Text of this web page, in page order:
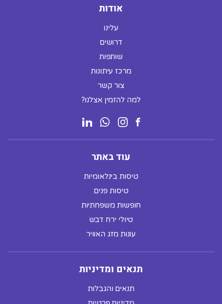
אודות
עלינו
דרושים
שותפות
מרכז עיתונות
צור קשר
למה להזמין אצלנו?
עוד באתר
טיסות בינלאומיות
טיסות פנים
חופשות משפחתיות
טיולי ירח דבש
עונות מזג האוויר
תנאים ומדיניות
תנאים והגבלות